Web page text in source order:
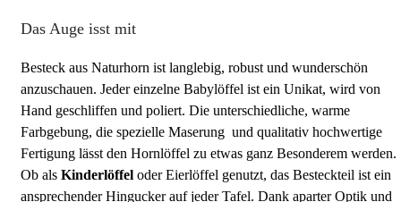
Das Auge isst mit
Besteck aus Naturhorn ist langlebig, robust und wunderschön
anzuschauen. Jeder einzelne Babylöffel ist ein Unikat, wird von
Hand geschliffen und poliert. Die unterschiedliche, warme
Farbgebung, die spezielle Maserung und qualitativ hochwertige
Fertigung lässt den Hornlöffel zu etwas ganz Besonderem werden.
Ob als Kinderlöffel oder Eierlöffel genutzt, das Besteckteil ist ein
ansprechender Hingucker auf jeder Tafel. Dank aparter Optik und